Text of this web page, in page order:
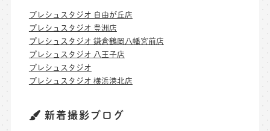
プレシュスタジオ 自由が丘店
プレシュスタジオ 豊洲店
プレシュスタジオ 鎌倉鶴岡八幡宮前店
プレシュスタジオ 八王子店
プレシュスタジオ
プレシュスタジオ 横浜港北店
新着撮影ブログ